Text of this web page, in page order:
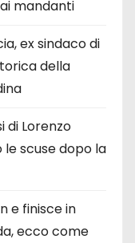
mandanti
ex sindaco di
della
di Lorenzo
le scuse dopo la
e finisce in
ecco come